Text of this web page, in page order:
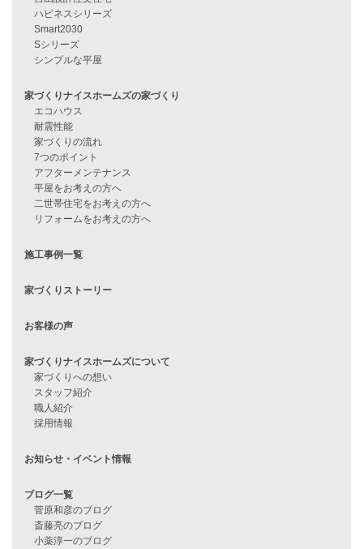
見学会情報
住宅ローンに不安がある方へ
住宅ローン審査に落ちた方・
他社で無理だと言われた方へ
住宅ローンのよくある質問
月収25万円で家を建てる方法
Line Up
自由設計注文住宅
Smart2030
シンプルな平屋
家づくりナイスホームズの家づくり
エコハウス
耐震性能
7つのポイント
平屋をお考えの方へ
二世帯住宅をお考えの方へ
リフォームをお考えの方へ